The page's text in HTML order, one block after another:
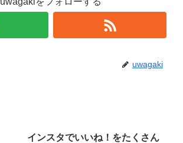
uwagaki
インスタでいいね！をたくさん